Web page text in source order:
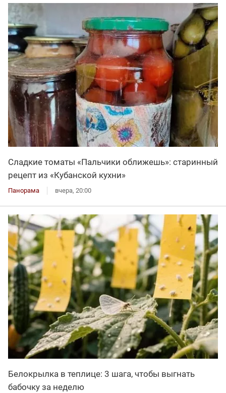
Сладкие томаты «Пальчики оближешь»: старинный
рецепт из «Кубанской кухни»
Панорама вчера, 20:00
Белокрылка в теплице: 3 шага, чтобы выгнать
бабочку за неделю